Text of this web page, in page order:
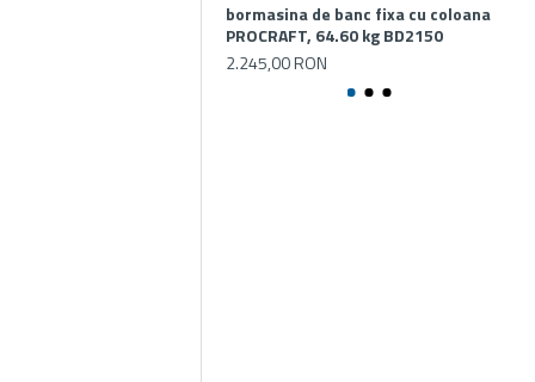
bormasina de banc fixa cu coloana
PROCRAFT, 64.60 kg BD2150
2.245,00 RON